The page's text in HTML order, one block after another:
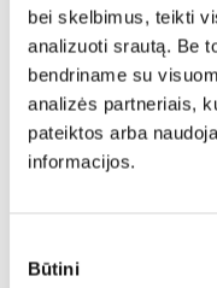
bei skelbimus, teikti
analizuoti srautą. Be
bendriname su
analizės partneriais,
pateiktos arba
informacijos.
pasirinkimas
Būtini
N